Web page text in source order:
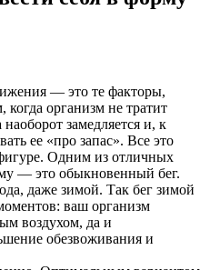
— это те факторы,
когда организм не тратит
замедляется и, к
ее «про запас». Все это
Одним из отличных
— это обыкновенный бег.
даже зимой. Так бег зимой
ваш организм
воздухом, да и
обезвоживания и